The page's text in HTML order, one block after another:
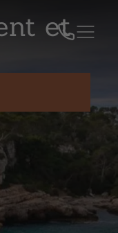
et